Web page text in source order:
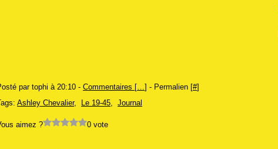
par tophi à 20:10 - Commentaires […] - Permalien [#]
Ashley Chevalier, Le 19-45, Journal
aimez ? 0 vote